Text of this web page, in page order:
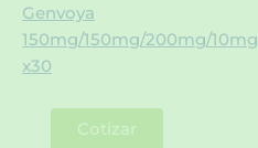
Genvoya
150mg/150mg/200mg/10mg
x30
Cotizar